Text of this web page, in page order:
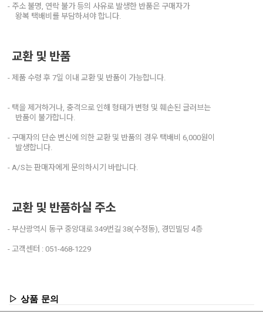
- 주소 불명, 연락 불가 등의 사유로 발생한 반품은 구매자가
왕복 택배비를 부담하셔야 합니다.
교환 및 반품
- 제품 수령 후 7일 이내 교환 및 반품이 가능합니다.
- 택을 제거하거나, 충격으로 인해 형태가 변형 및 훼손된 글러브는
반품이 불가합니다.
- 구매자의 단순 변신에 의한 교환 및 반품의 경우 택배비 6,000원이
발생합니다.
- A/S는 판매자에게 문의하시기 바랍니다.
교환 및 반품하실 주소
- 부산광역시 동구 중앙대로 349번길 38(수정동), 경민빌딩 4층
- 고객센터 : 051-468-1229
▷ 상품 문의